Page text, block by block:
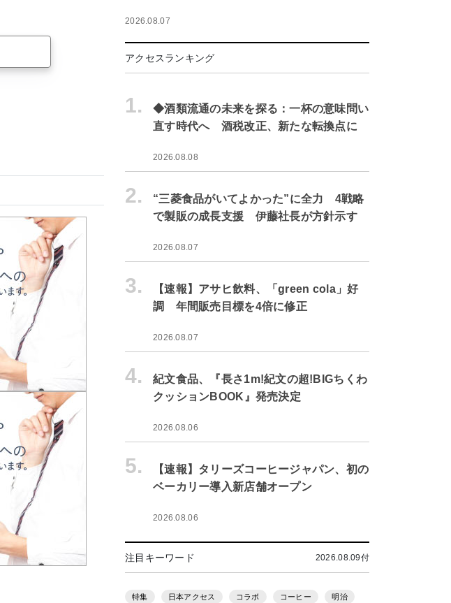
2026.08.07
アクセスランキング
1.
◆酒類流通の未来を探る：一杯の意味問い
直す時代へ 酒税改正、新たな転換点に
2026.08.08
2.
“三菱食品がいてよかった”に全力 4戦略
で製販の成長支援 伊藤社長が方針示す
2026.08.07
3.
【速報】アサヒ飲料、「green cola」好
調 年間販売目標を4倍に修正
2026.08.07
4.
紀文食品、『長さ1m!紀文の超!BIGちくわ
クッションBOOK』発売決定
2026.08.06
5.
【速報】タリーズコーヒージャパン、初の
ベーカリー導入新店舗オープン
2026.08.06
注目キーワード 2026.08.09付
特集 日本アクセス コラボ コーヒー 明治